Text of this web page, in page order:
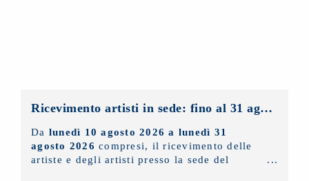
Ricevimento artisti in sede: fino al 31 agosto 2026 solo con appuntamento
Da lunedì 10 agosto 2026 a lunedì 31
agosto 2026 compresi, il ricevimento delle
artiste e degli artisti presso la sede del